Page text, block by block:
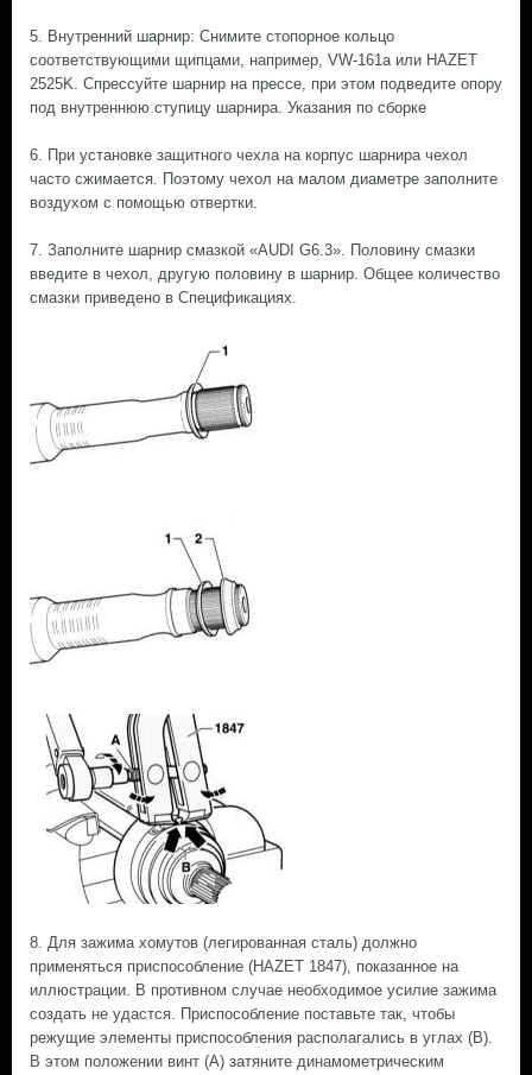
5. Внутренний шарнир: Снимите стопорное кольцо
соответствующими щипцами, например, VW-161a или HAZET
2525K. Спрессуйте шарнир на прессе, при этом подведите опору
под внутреннюю ступицу шарнира. Указания по сборке
6. При установке защитного чехла на корпус шарнира чехол
часто сжимается. Поэтому чехол на малом диаметре заполните
воздухом с помощью отвертки.
7. Заполните шарнир смазкой «AUDI G6.3». Половину смазки
введите в чехол, другую половину в шарнир. Общее количество
смазки приведено в Спецификациях.
8. Для зажима хомутов (легированная сталь) должно
применяться приспособление (HAZET 1847), показанное на
иллюстрации. В противном случае необходимое усилие зажима
создать не удастся. Приспособление поставьте так, чтобы
режущие элементы приспособления располагались в углах (В).
В этом положении винт (А) затяните динамометрическим